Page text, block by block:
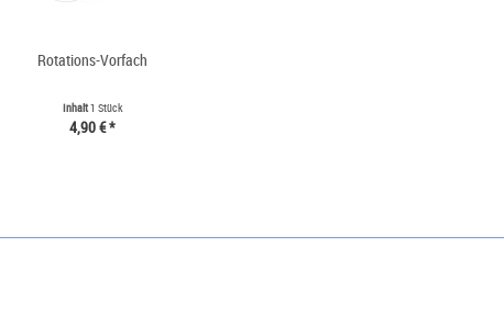
Rotations-Vorfach
Inhalt1 Stück
4,90 € *